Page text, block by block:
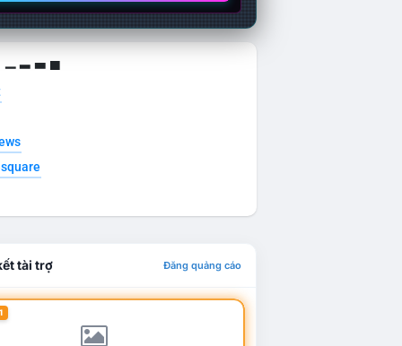
▁ ▂ ▃ ▄
tài trợ Đăng quảng cáo